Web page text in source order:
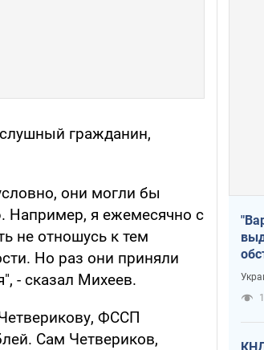
гражданин,
они могли бы
Например, я ежемесячно с
не отношусь к тем
Но раз они приняли
- сказал Михеев.
ФССП
Сам Четвериков,